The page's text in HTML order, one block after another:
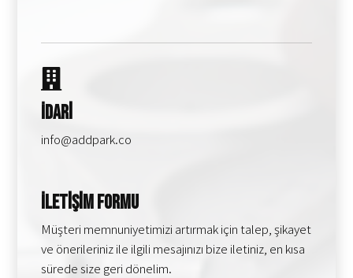
İdari
info@addpark.co
İletişim Formu
Müşteri memnuniyetimizi artırmak için talep, şikayet
ve önerileriniz ile ilgili mesajınızı bize iletiniz, en kısa
sürede size geri dönelim.